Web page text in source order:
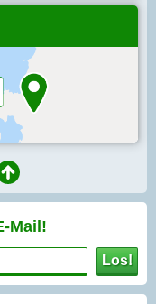
Mail!
Los!